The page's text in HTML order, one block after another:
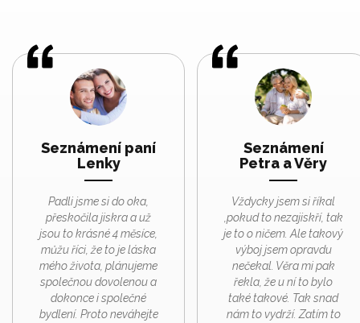
Seznámení paní
Lenky
Padli jsme si do oka,
přeskočila jiskra a už
jsou to krásné 4 měsíce,
můžu říci, že to je láska
mého života, plánujeme
společnou dovolenou a
dokonce i společné
bydlení. Proto neváhejte
Seznámení
Petra a Věry
Vždycky jsem si říkal
,pokud to nezajiskří, tak
je to o ničem. Ale takový
výboj jsem opravdu
nečekal. Věra mi pak
řekla, že u ní to bylo
také takové. Tak snad
nám to vydrží. Zatím to